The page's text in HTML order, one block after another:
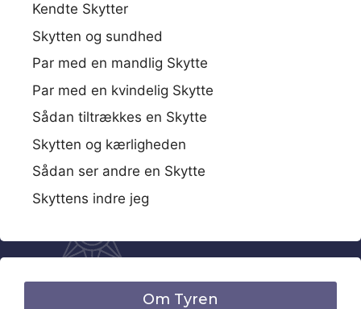
Kendte Skytter
Skytten og sundhed
Par med en mandlig Skytte
Par med en kvindelig Skytte
Sådan tiltrækkes en Skytte
Skytten og kærligheden
Sådan ser andre en Skytte
Skyttens indre jeg
Om Tyren